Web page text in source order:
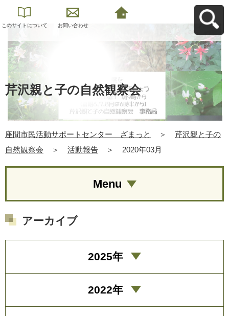
このサイトについて お問い合わせ
芹沢親と子の自然観察会
座間市民活動サポートセンター ざまっと ＞
芹沢親と子の
自然観察会
＞ 活動報告 ＞ 2020年03月
Menu
アーカイブ
2025年
2022年